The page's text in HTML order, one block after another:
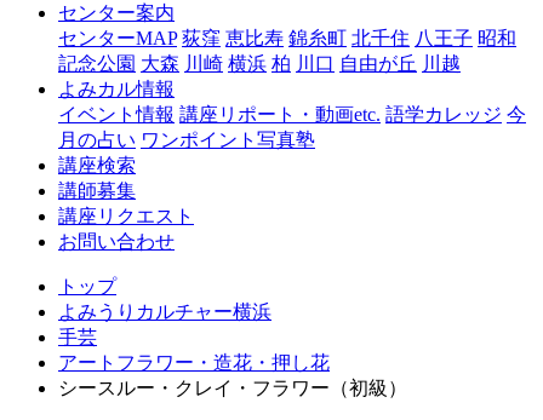
浜
センター案内
センターMAP 荻窪 恵比寿 錦糸町 北千住 八王子 昭和
記念公園 大森 川崎 横浜 柏 川口 自由が丘 川越
よみカル情報
イベント情報 講座リポート・動画etc. 語学カレッジ 今
月の占い ワンポイント写真塾
講座検索
講師募集
講座リクエスト
お問い合わせ
トップ
よみうりカルチャー横浜
手芸
アートフラワー・造花・押し花
シースルー・クレイ・フラワー（初級）